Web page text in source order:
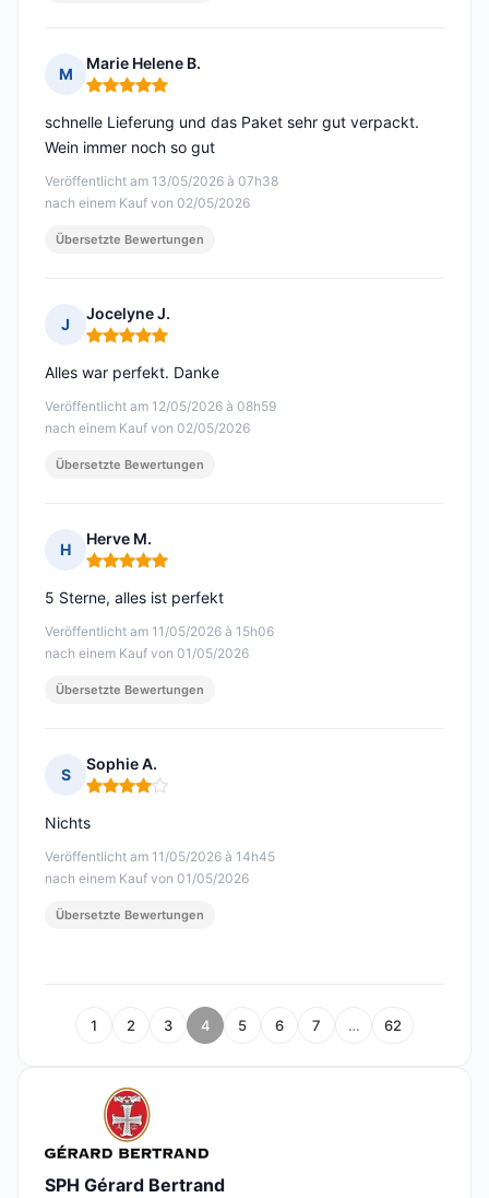
M
Marie Helene B.
Hinweis: 5 von 5
Veröffentlicht am 13/05/2026 à 07h38
nach einem Kauf von 02/05/2026
schnelle Lieferung und das Paket sehr gut verpackt.
Wein immer noch so gut
Übersetzte Bewertungen
J
Jocelyne J.
Hinweis: 5 von 5
Veröffentlicht am 12/05/2026 à 08h59
nach einem Kauf von 02/05/2026
Alles war perfekt. Danke
Übersetzte Bewertungen
H
Herve M.
Hinweis: 5 von 5
Veröffentlicht am 11/05/2026 à 15h06
nach einem Kauf von 01/05/2026
5 Sterne, alles ist perfekt
Übersetzte Bewertungen
S
Sophie A.
Hinweis: 4 von 5
Veröffentlicht am 11/05/2026 à 14h45
nach einem Kauf von 01/05/2026
Nichts
Übersetzte Bewertungen
1 2 3 4 5 6 7 … 62
SPH Gérard Bertrand